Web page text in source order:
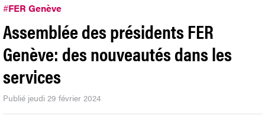
#FER Genève
Assemblée des présidents FER
Genève: des nouveautés dans les
services
Publié jeudi 29 février 2024